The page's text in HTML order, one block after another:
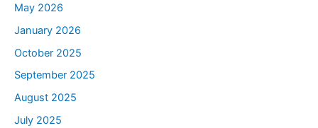
May 2026
January 2026
October 2025
September 2025
August 2025
July 2025